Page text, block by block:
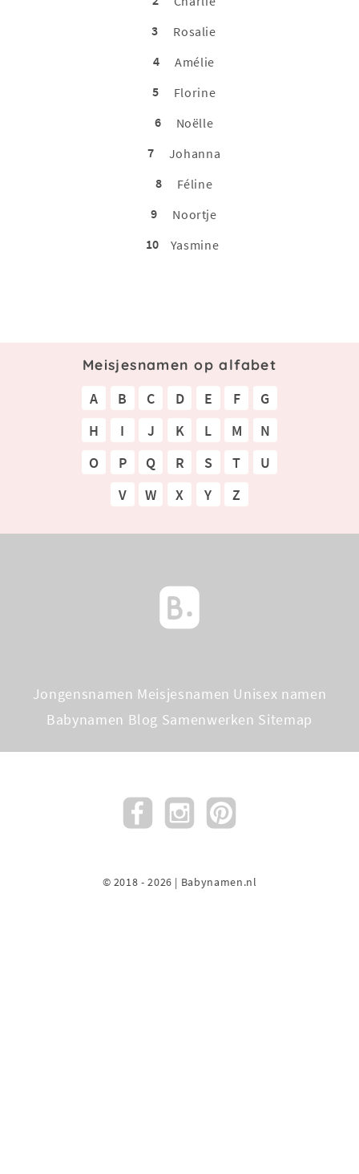
3
Rosalie
4
Amélie
5
Florine
6
Noëlle
7
Johanna
8
Féline
9
Noortje
10
Yasmine
Meisjesnamen op alfabet
A B C D E F
G
H
I J K L M
N
O
P Q R S T
U
V
W X Y Z
Jongensnamen Meisjesnamen Unisex namen
Babynamen Blog Samenwerken Sitemap
© 2018 - 2026 | Babynamen.nl